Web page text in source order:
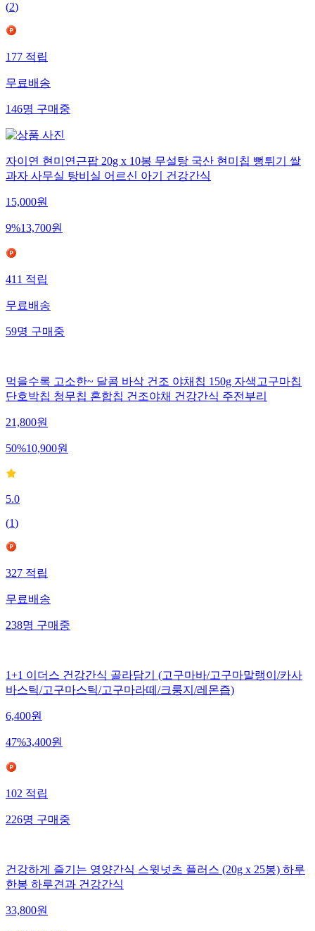
(2)
177적립
무료배송
146명구매중
자이연 현미연근팝 20g x 10봉 무설탕 국산 현미칩 뻥튀기 쌀
과자 사무실 탕비실 어르신 아기 건강간식
15,000원
9%13,700원
411적립
무료배송
59명구매중
먹을수록 고소한~ 달콤 바삭 건조 야채칩 150g 자색고구마칩
단호박칩 청무칩 혼합칩 건조야채 건강간식 주전부리
21,800원
50%10,900원
5.0
(1)
327적립
무료배송
238명구매중
1+1 이더스 건강간식 골라담기 (고구마바/고구마말랭이/카사
바스틱/고구마스틱/고구마라떼/크룽지/레몬즙)
6,400원
47%3,400원
102적립
226명구매중
건강하게 즐기는 영양간식 스윗넛츠 플러스 (20g x 25봉) 하루
한봉 하루견과 건강간식
33,800원